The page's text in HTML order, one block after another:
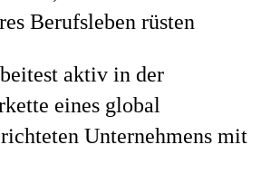
Berufsleben rüsten
aktiv in der
eines global
Unternehmens mit